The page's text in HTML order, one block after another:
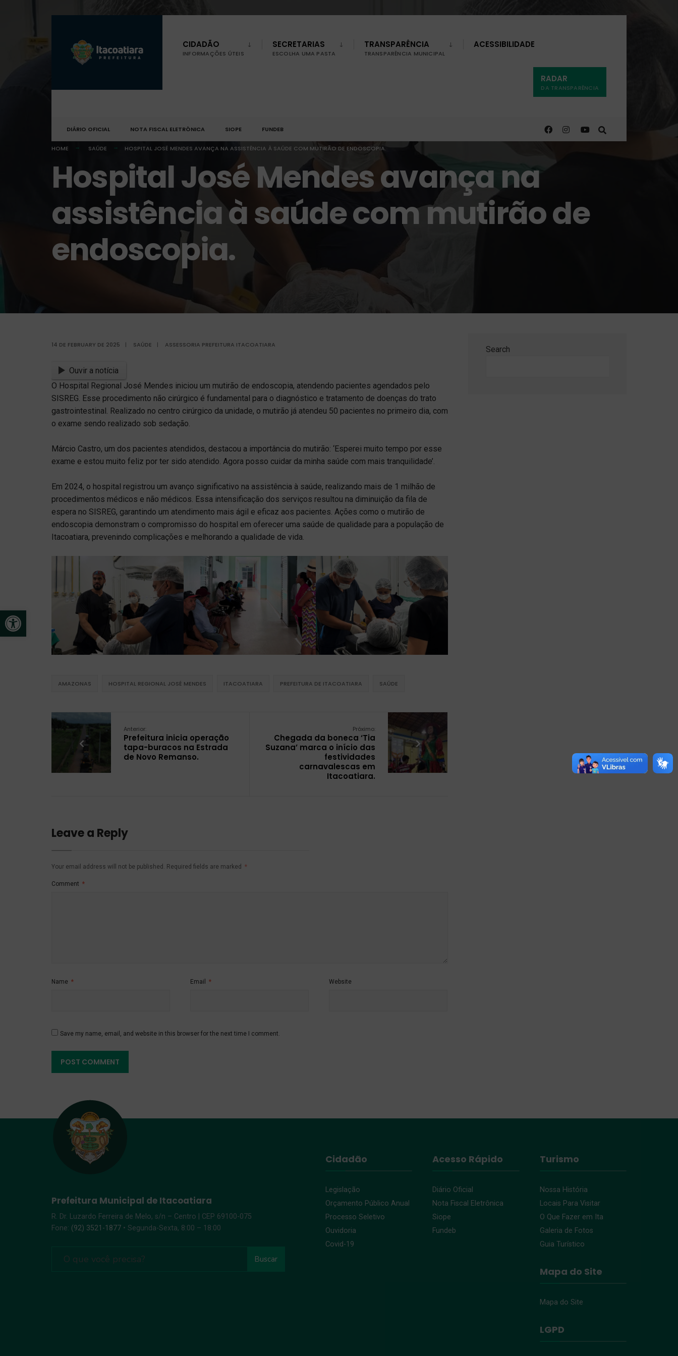
Open toolbar
CIDADÃO
INFORMAÇÕES ÚTEIS
SECRETARIAS
ESCOLHA UMA PASTA
TRANSPARÊNCIA
TRANSPARÊNCIA MUNICIPAL
ACESSIBILIDADE
RADAR
DA TRANSPARÊNCIA
DIÁRIO OFICIAL NOTA FISCAL ELETRÔNICA SIOPE FUNDEB
HOME SAÚDE HOSPITAL JOSÉ MENDES AVANÇA NA ASSISTÊNCIA À SAÚDE COM MUTIRÃO DE ENDOSCOPIA.
Hospital José Mendes avança na
assistência à saúde com mutirão de
endoscopia.
14 DE FEBRUARY DE 2025 | SAÚDE | ASSESSORIA PREFEITURA ITACOATIARA
Ouvir a notícia
O Hospital Regional José Mendes iniciou um mutirão de endoscopia, atendendo pacientes agendados pelo
SISREG. Esse procedimento não cirúrgico é fundamental para o diagnóstico e tratamento de doenças do trato
gastrointestinal. Realizado no centro cirúrgico da unidade, o mutirão já atendeu 50 pacientes no primeiro dia, com
o exame sendo realizado sob sedação.
Márcio Castro, um dos pacientes atendidos, destacou a importância do mutirão: ‘Esperei muito tempo por esse
exame e estou muito feliz por ter sido atendido. Agora posso cuidar da minha saúde com mais tranquilidade’.
Em 2024, o hospital registrou um avanço significativo na assistência à saúde, realizando mais de 1 milhão de
procedimentos médicos e não médicos. Essa intensificação dos serviços resultou na diminuição da fila de
espera no SISREG, garantindo um atendimento mais ágil e eficaz aos pacientes. Ações como o mutirão de
endoscopia demonstram o compromisso do hospital em oferecer uma saúde de qualidade para a população de
Itacoatiara, prevenindo complicações e melhorando a qualidade de vida.
AMAZONAS HOSPITAL REGIONAL JOSÉ MENDES ITACOATIARA PREFEITURA DE ITACOATIARA SAÚDE
Anterior:
Prefeitura inicia operação
tapa-buracos na Estrada
de Novo Remanso.
Próximo:
Chegada da boneca ‘Tia
Suzana’ marca o início das
festividades
carnavalescas em
Itacoatiara.
Leave a Reply
Your email address will not be published. Required fields are marked *
Comment *
Name * Email * Website
Save my name, email, and website in this browser for the next time I comment.
Search
Prefeitura Municipal de Itacoatiara
R. Dr. Luzardo Ferreira de Melo, s/n – Centro | CEP 69100-075
Fone: (92) 3521-1877 • Segunda-Sexta, 8:00 – 18:00
Buscar
Cidadão
Legislação
Orçamento Público Anual
Processo Seletivo
Ouvidoria
Covid-19
Acesso Rápido
Diário Oficial
Nota Fiscal Eletrônica
Siope
Fundeb
Turismo
Nossa História
Locais Para Visitar
O Que Fazer em Ita
Galeria de Fotos
Guia Turístico
Mapa do Site
Mapa do Site
LGPD